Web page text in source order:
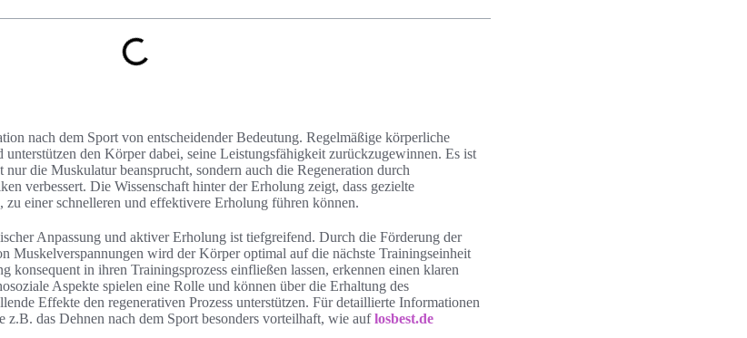
nach dem Sport von entscheidender Bedeutung. Regelmäßige körperliche
den Körper dabei, seine Leistungsfähigkeit zurückzugewinnen. Es ist
die Muskulatur beansprucht, sondern auch die Regeneration durch
verbessert. Die Wissenschaft hinter der Erholung zeigt, dass gezielte
einer schnelleren und effektivere Erholung führen können.
Anpassung und aktiver Erholung ist tiefgreifend. Durch die Förderung der
Muskelverspannungen wird der Körper optimal auf die nächste Trainingseinheit
konsequent in ihren Trainingsprozess einfließen lassen, erkennen einen klaren
Aspekte spielen eine Rolle und können über die Erhaltung des
Effekte den regenerativen Prozess unterstützen. Für detaillierte Informationen
z.B. das Dehnen nach dem Sport besonders vorteilhaft, wie auflosbest.de